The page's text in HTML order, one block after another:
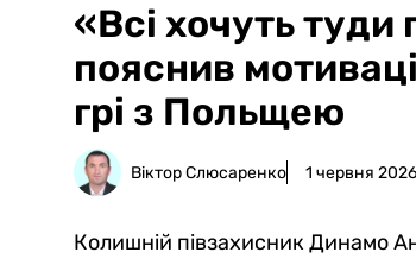
«Всі хочуть
пояснив
грі з Польщею
Віктор Слюсаренко 1 червня
Колишній півзахисник Динамо